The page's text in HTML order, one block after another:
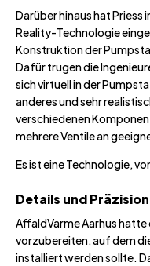
Darüber hinaus hat
Reality-Technologie
Konstruktion der
Dafür trugen die
sich virtuell in der
anderes und sehr
verschiedenen
mehrere Ventile an
Es ist eine Technologie,
Details und
AffaldVarme Aarhus
vorzubereiten, auf dem
installiert werden sollte.